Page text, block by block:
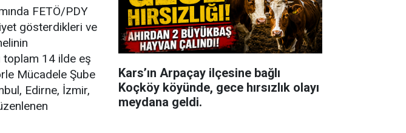
FETÖ/PDY
gösterdikleri ve
toplam 14 ilde eş
Mücadele Şube
Edirne, İzmir,
Kars’ın Arpaçay ilçesine bağlı
Koçköy köyünde, gece hırsızlık olayı
meydana geldi.